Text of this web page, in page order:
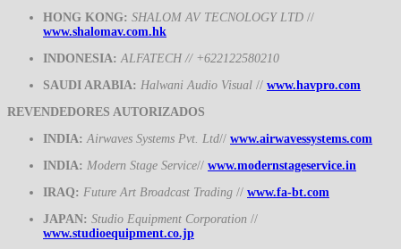
HONG KONG: SHALOM AV TECNOLOGY LTD //
www.shalomav.com.hk
INDONESIA: ALFATECH // +622122580210
SAUDI ARABIA: Halwani Audio Visual // www.havpro.com
REVENDEDORES AUTORIZADOS
INDIA: Airwaves Systems Pvt. Ltd// www.airwavessystems.com
INDIA: Modern Stage Service// www.modernstageservice.in
IRAQ: Future Art Broadcast Trading // www.fa-bt.com
JAPAN: Studio Equipment Corporation //
www.studioequipment.co.jp